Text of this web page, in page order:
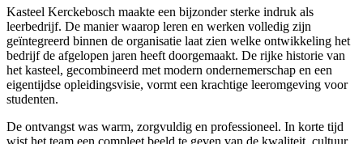
Kasteel Kerckebosch maakte een bijzonder sterke indruk als
leerbedrijf. De manier waarop leren en werken volledig zijn
geïntegreerd binnen de organisatie laat zien welke ontwikkeling het
bedrijf de afgelopen jaren heeft doorgemaakt. De rijke historie van
het kasteel, gecombineerd met modern ondernemerschap en een
eigentijdse opleidingsvisie, vormt een krachtige leeromgeving voor
studenten.
De ontvangst was warm, zorgvuldig en professioneel. In korte tijd
wist het team een compleet beeld te geven van de kwaliteit, cultuur